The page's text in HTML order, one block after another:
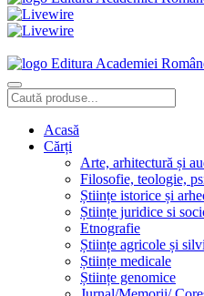
Editura Academiei
Acasă
Cărți
Arte, arhitectură și
Filosofie, teologie,
Științe istorice și
Științe juridice si
Etnografie
Științe agricole și
Științe medicale
Științe genomice